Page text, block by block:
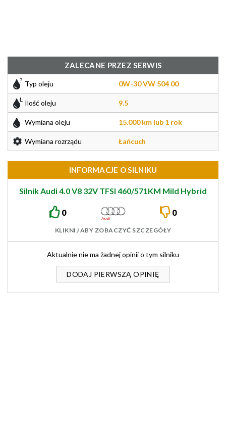
ZALECANE PRZEZ SERWIS
Typ oleju 0W-30 VW 504 00
Ilość oleju 9.5
Wymiana oleju 15.000 km lub 1 rok
Wymiana rozrządu Łańcuch
INFORMACJE O SILNIKU
Silnik Audi 4.0 V8 32V TFSI 460/571KM Mild Hybrid
0
0
KLIKNIJ ABY ZOBACZYĆ SZCZEGÓŁY
Aktualnie nie ma żadnej opinii o tym silniku
DODAJ PIERWSZĄ OPINIĘ